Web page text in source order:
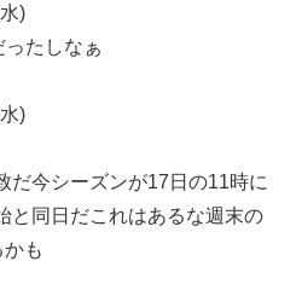
)
たしなぁ
)
だ今シーズンが17日の11時に
と同日だこれはあるな週末の
も